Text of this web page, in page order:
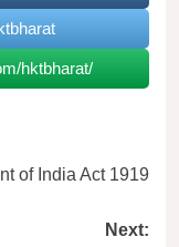
hktbharat/
of India Act 1919
Next: